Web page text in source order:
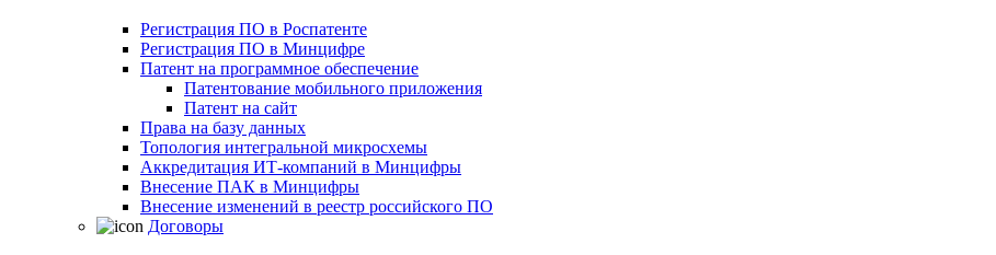
Регистрация ПО в Роспатенте
Регистрация ПО в Минцифре
Патент на программное обеспечение
Патентование мобильного приложения
Патент на сайт
Права на базу данных
Топология интегральной микросхемы
Аккредитация ИТ-компаний в Минцифры
Внесение ПАК в Минцифры
Внесение изменений в реестр российского ПО
Договоры